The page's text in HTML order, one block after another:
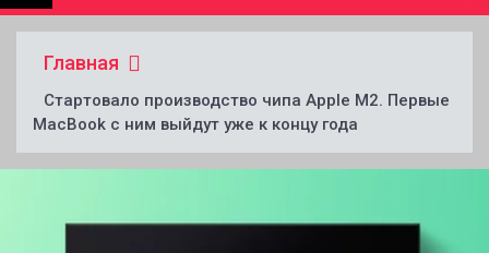
Главная
Стартовало производство чипа Apple M2. Первые
MacBook с ним выйдут уже к концу года